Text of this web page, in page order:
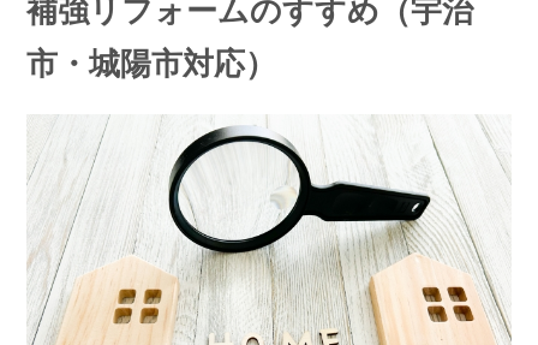
補強リフォームのすすめ（宇治
市・城陽市対応）